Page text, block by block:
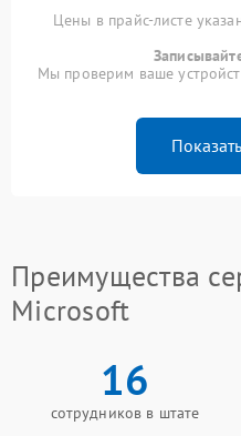
Цены в прайс-листе
Мы проверим ваше
Преимущества
Microsoft
16
сотрудников в штате